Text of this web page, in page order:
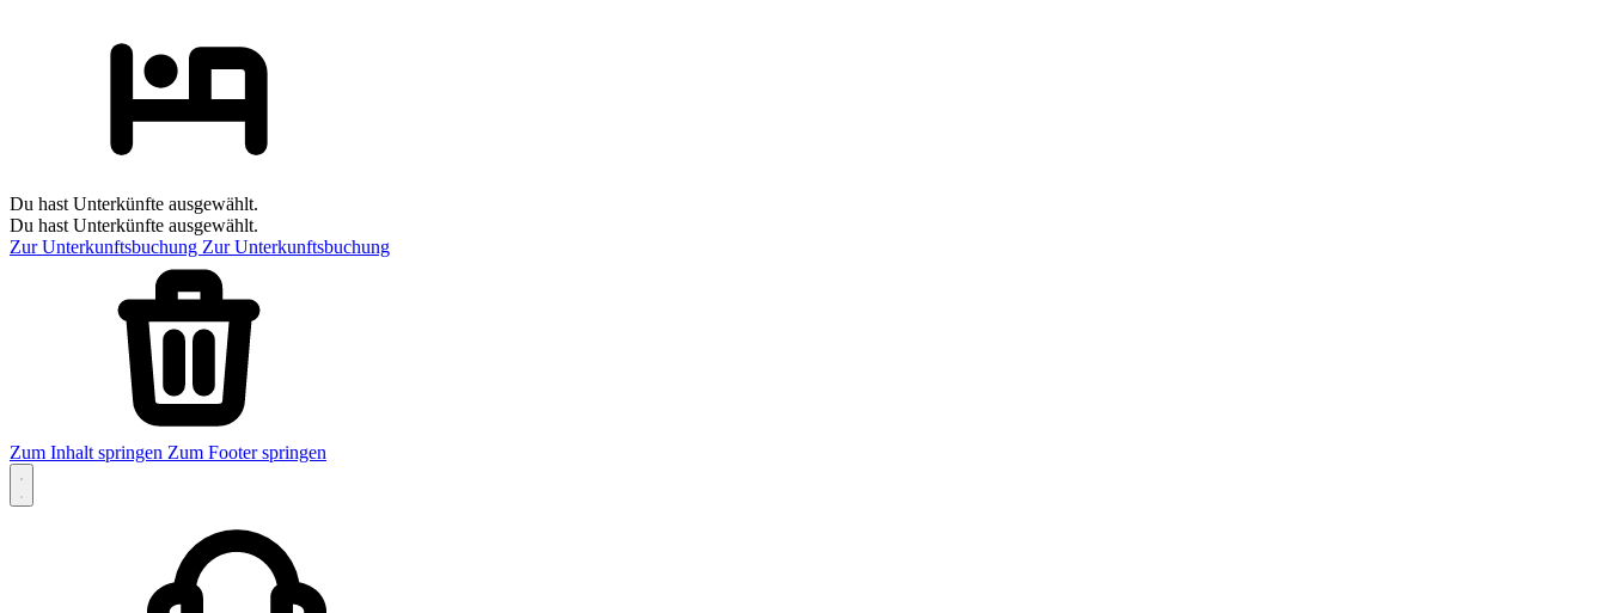
Du hast Unterkünfte ausgewählt.
Du hast Unterkünfte ausgewählt.
Zur Unterkunftsbuchung Zur Unterkunftsbuchung
Zum Inhalt springen Zum Footer springen